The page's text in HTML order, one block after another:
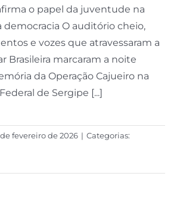
o papel da juventude na
democracia O auditório cheio,
e vozes que atravessaram a
Brasileira marcaram a noite
da Operação Cajueiro na
de Sergipe [...]
de fevereiro de 2026 | Categorias: